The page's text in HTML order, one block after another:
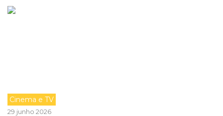
Cinema e TV
29 junho 2026